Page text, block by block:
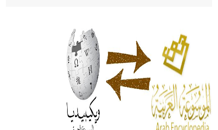
الحكم، الأدلة، تنظيم التغذية، ورسالته في جروح الرأس. ويعود
له الفضل بأنه حرر الطب من الدين والفلسفة.
- هل تعلم أن المرجان إفراز حيواني يتكون في البحر ويتركب
من مادة كربونات الكلسيوم، وهو أحمر أو شديد الحمرة وهو
أجود أنواعه، ويمتاز بكبر الحجم ويسمى الش